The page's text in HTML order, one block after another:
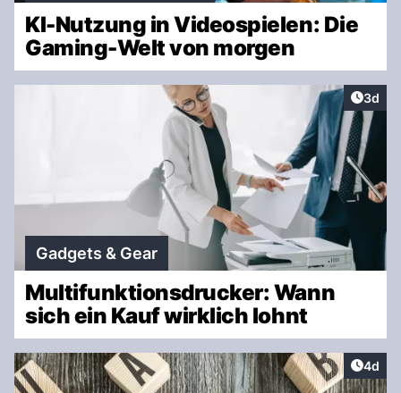
KI-Nutzung in Videospielen: Die
Gaming-Welt von morgen
3d
Gadgets & Gear
Multifunktionsdrucker: Wann
sich ein Kauf wirklich lohnt
4d